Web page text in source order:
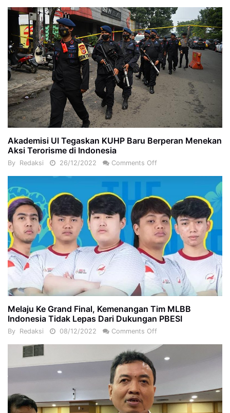
Akademisi UI Tegaskan KUHP Baru Berperan Menekan
Aksi Terorisme di Indonesia
By Redaksi 26/12/2022 Comments Off
Melaju Ke Grand Final, Kemenangan Tim MLBB
Indonesia Tidak Lepas Dari Dukungan PBESI
By Redaksi 08/12/2022 Comments Off